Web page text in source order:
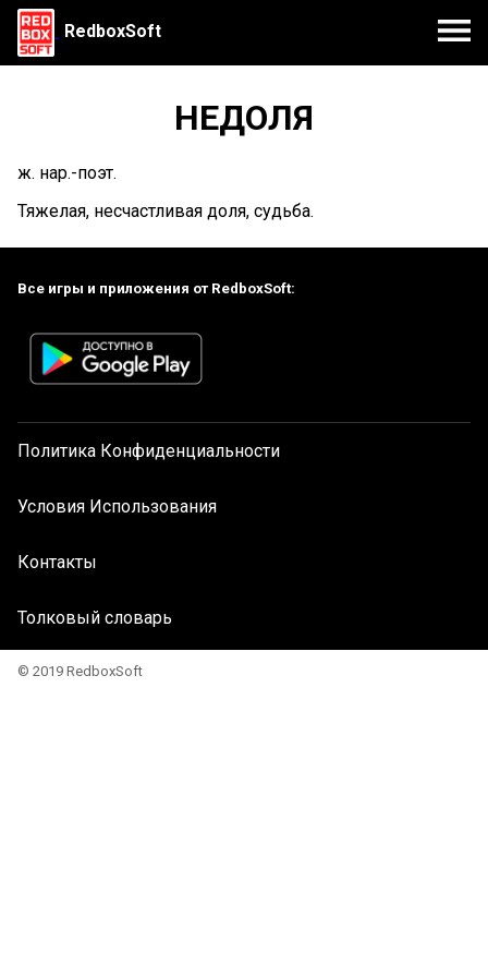
RedboxSoft
НЕДОЛЯ
ж. нар.-поэт.
Тяжелая, несчастливая доля, судьба.
Все игры и приложения от RedboxSoft:
Политика Конфиденциальности
Условия Использования
Контакты
Толковый словарь
© 2019 RedboxSoft